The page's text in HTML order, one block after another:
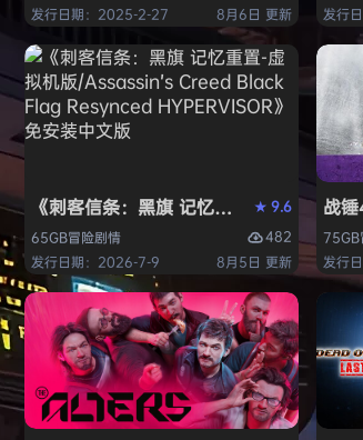
发行日期：2025-2-27
8月6日 更新
发行
《刺客信条：黑旗 记忆重置-虚拟机版/
★ 9.6
65GB冒险剧情
482
发行日期：2026-7-9
8月5日 更新
战
75GB
发行